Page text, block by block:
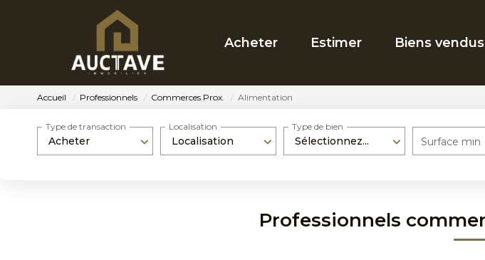
Acheter Estimer Biens vendus
Accueil Professionnels Commerces Prox. Alimentation
Acheter
Type de transaction
Localisation
Localisation
Sélectionnez...
Type de bien
Surface min
Professionnels